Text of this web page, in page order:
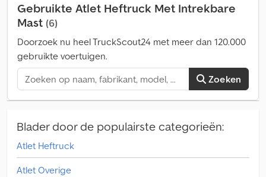
Gebruikte Atlet Heftruck Met Intrekbare
Mast (6)
Doorzoek nu heel TruckScout24 met meer dan 120.000
gebruikte voertuigen.
Zoeken
Blader door de populairste categorieën:
Atlet Heftruck
Atlet Overige